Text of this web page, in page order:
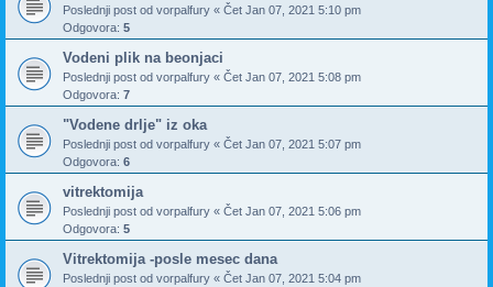
Poslednji post od vorpalfury « Čet Jan 07, 2021 5:10 pm
Odgovora: 5
Vodeni plik na beonjaci
Poslednji post od vorpalfury « Čet Jan 07, 2021 5:08 pm
Odgovora: 7
"Vodene drlje" iz oka
Poslednji post od vorpalfury « Čet Jan 07, 2021 5:07 pm
Odgovora: 6
vitrektomija
Poslednji post od vorpalfury « Čet Jan 07, 2021 5:06 pm
Odgovora: 5
Vitrektomija -posle mesec dana
Poslednji post od vorpalfury « Čet Jan 07, 2021 5:04 pm